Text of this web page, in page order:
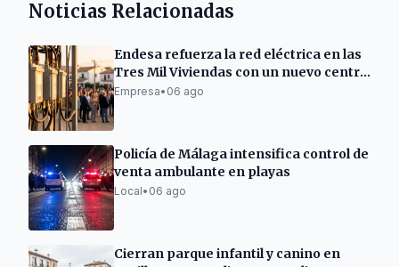
Noticias Relacionadas
Endesa refuerza la red eléctrica en las
Tres Mil Viviendas con un nuevo centro
de transformación
Empresa• 06 ago
Policía de Málaga intensifica control de
venta ambulante en playas
Local• 06 ago
Cierran parque infantil y canino en